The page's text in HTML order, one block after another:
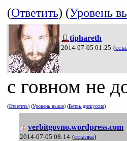
(Ответить) (Уровень
tiphareth
2014-07-05 01:25 (
с говном не
(Ответить) (Уровень выше) (Ветвь дискуссии)
verbitgovno.wordpress.com
2014-07-05 08:14 (ссылка)